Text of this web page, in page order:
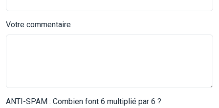
Votre commentaire
ANTI-SPAM : Combien font 6 multiplié par 6 ?